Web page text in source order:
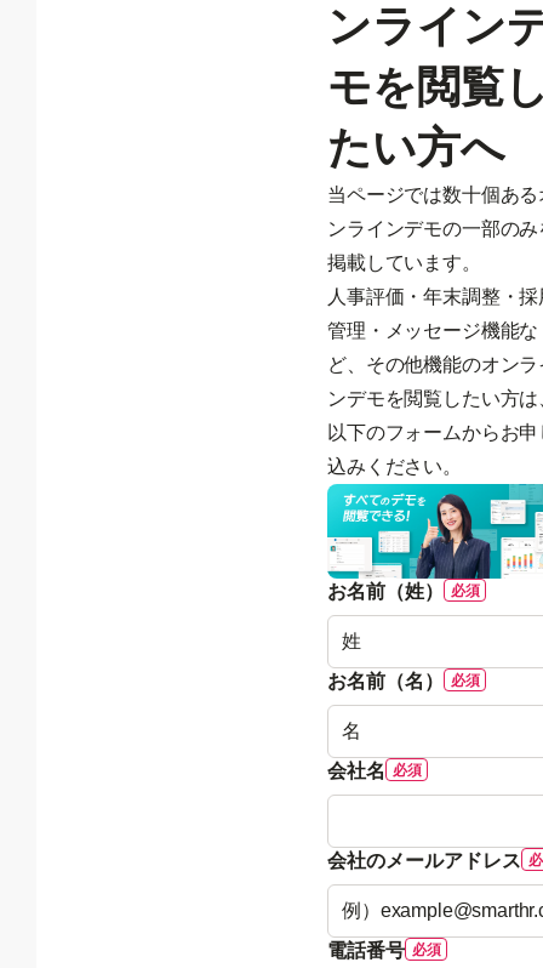
ンライン
モを閲覧
たい方へ
当ページでは数十個ある
ンラインデモの一部のみ
掲載しています。
人事評価・年末調整・採
管理・メッセージ機能な
ど、その他機能のオンラ
ンデモを閲覧したい方は
以下のフォームからお申
込みください。
お名前（姓）
お名前（名）
会社名
会社のメールアドレス
電話番号